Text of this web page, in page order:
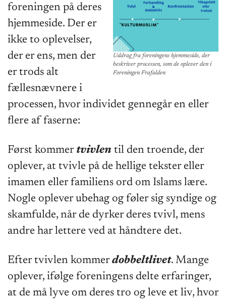
Uddrag fra foreningens hjemmeside, der
beskriver processen, som de oplever den i
Foreningen Frafalden
foreningen på deres
hjemmeside. Der er
ikke to oplevelser,
der er ens, men der
er trods alt
fællesnævnere i
processen, hvor individet gennegår en eller
flere af faserne:
Først kommer tvivlen til den troende, der
oplever, at tvivle på de hellige tekster eller
imamen eller familiens ord om Islams lære.
Nogle oplever ubehag og føler sig syndige og
skamfulde, når de dyrker deres tvivl, mens
andre har lettere ved at håndtere det.
Efter tvivlen kommerdobbeltlivet. Mange
oplever, ifølge foreningens delte erfaringer,
at de må lyve om deres tro og leve et liv, hvor